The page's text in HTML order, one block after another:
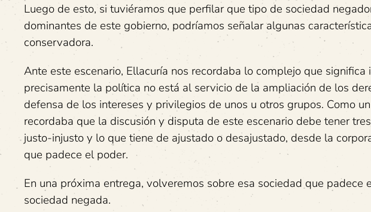
Luego de esto, si tuviéramos que perfilar que tipo de sociedad
dominantes de este gobierno, podríamos señalar algunas
conservadora.
Ante este escenario, Ellacuría nos recordaba lo complejo que
precisamente la política no está al servicio de la ampliación de los
defensa de los intereses y privilegios de unos u otros grupos. Como
recordaba que la discusión y disputa de este escenario debe tener
justo-injusto y lo que tiene de ajustado o desajustado, desde la
que padece el poder.
En una próxima entrega, volveremos sobre esa sociedad que
sociedad negada.